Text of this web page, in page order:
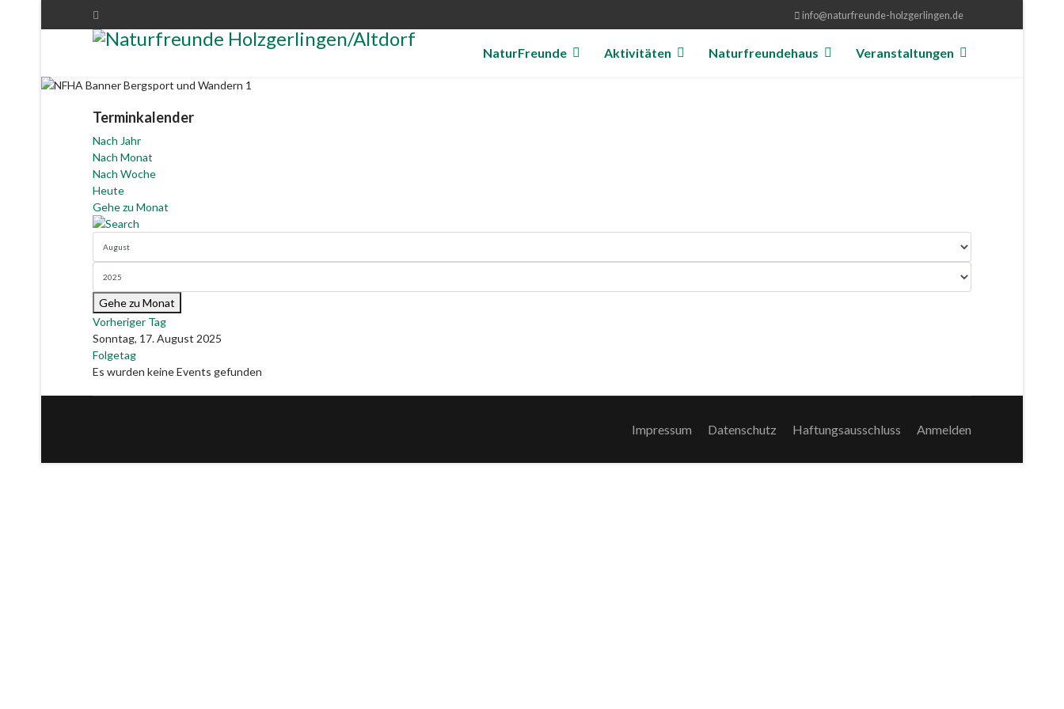
info@naturfreunde-holzgerlingen.de
NaturFreunde Aktivitäten Naturfreundehaus Veranstaltungen
Terminkalender
Nach Jahr
Nach Monat
Nach Woche
Heute
Gehe zu Monat
Gehe zu Monat
Vorheriger Tag
Sonntag, 17. August 2025
Folgetag
Es wurden keine Events gefunden
Impressum Datenschutz Haftungsausschluss Anmelden